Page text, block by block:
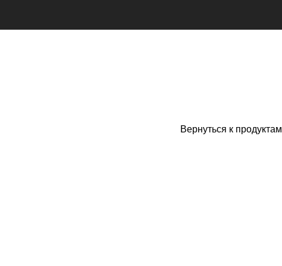
Вернуться к продуктам